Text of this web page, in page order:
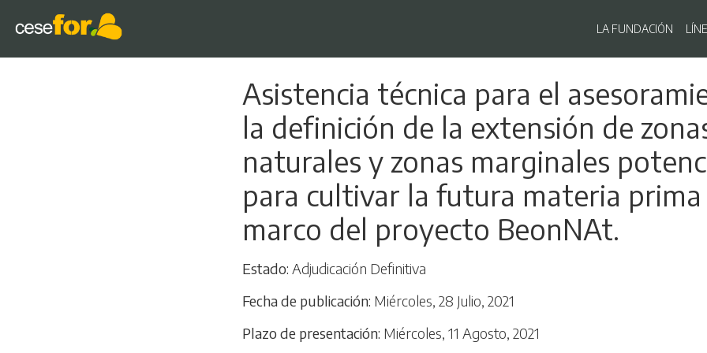
al
contenido
principal
LA FUNDACIÓN
Asistencia técnica para el
la definición de la extensión de
naturales y zonas marginales
para cultivar la futura materia prima
marco del proyecto BeonNAt.
Estado Adjudicación Definitiva
Fecha de publicación Miércoles, 28 Julio, 2021
Plazo de presentación Miércoles, 11 Agosto, 2021